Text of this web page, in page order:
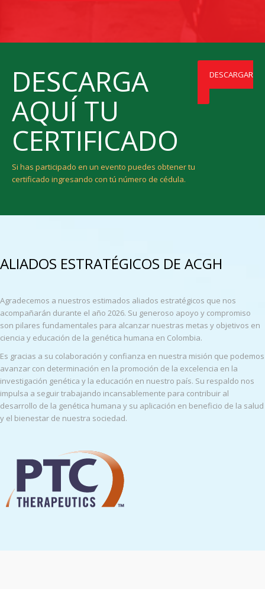
DESCARGA
AQUÍ TU
CERTIFICADO
Si has participado en un evento puedes obtener tu
certificado ingresando con tú número de cédula.
DESCARGAR
ALIADOS ESTRATÉGICOS DE ACGH
Agradecemos a nuestros estimados aliados estratégicos que nos
acompañarán durante el año 2026. Su generoso apoyo y compromiso
son pilares fundamentales para alcanzar nuestras metas y objetivos en
ciencia y educación de la genética humana en Colombia.
Es gracias a su colaboración y confianza en nuestra misión que podemos
avanzar con determinación en la promoción de la excelencia en la
investigación genética y la educación en nuestro país. Su respaldo nos
impulsa a seguir trabajando incansablemente para contribuir al
desarrollo de la genética humana y su aplicación en beneficio de la salud
y el bienestar de nuestra sociedad.